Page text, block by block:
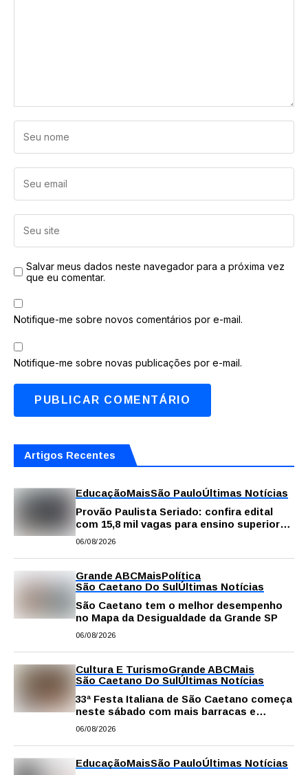
Salvar meus dados neste navegador para a próxima vez
que eu comentar.
Notifique-me sobre novos comentários por e-mail.
Notifique-me sobre novas publicações por e-mail.
Artigos Recentes
EducaçãoMaisSão PauloÚltimas Notícias
Provão Paulista Seriado: confira edital
com 15,8 mil vagas para ensino superior
público
06/08/2026
Grande ABCMaisPolítica
São Caetano Do SulÚltimas Notícias
São Caetano tem o melhor desempenho
no Mapa da Desigualdade da Grande SP
06/08/2026
Cultura E TurismoGrande ABCMais
São Caetano Do SulÚltimas Notícias
33ª Festa Italiana de São Caetano começa
neste sábado com mais barracas e
novidades em decoração e atrações
06/08/2026
EducaçãoMaisSão PauloÚltimas Notícias